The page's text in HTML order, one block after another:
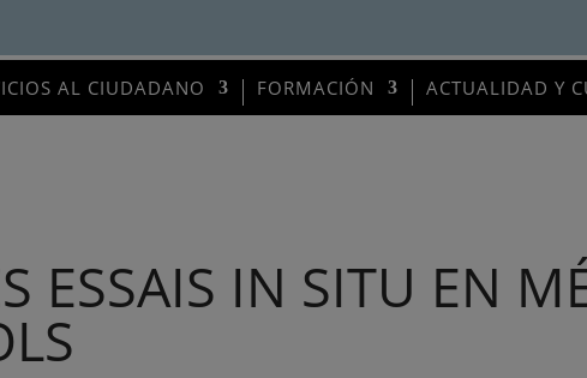
AL CIUDADANO FORMACIÓN ACTUALIDAD Y
ESSAIS IN SITU EN